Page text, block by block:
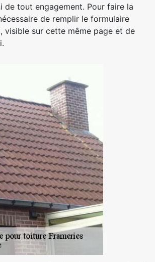
de tout engagement. Pour faire la
de remplir le formulaire
visible sur cette même page et de